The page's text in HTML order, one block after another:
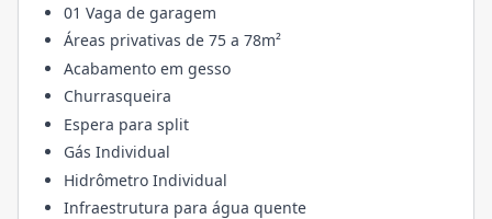
01 Vaga de garagem
Áreas privativas de 75 a 78m²
Acabamento em gesso
Churrasqueira
Espera para split
Gás Individual
Hidrômetro Individual
Infraestrutura para água quente